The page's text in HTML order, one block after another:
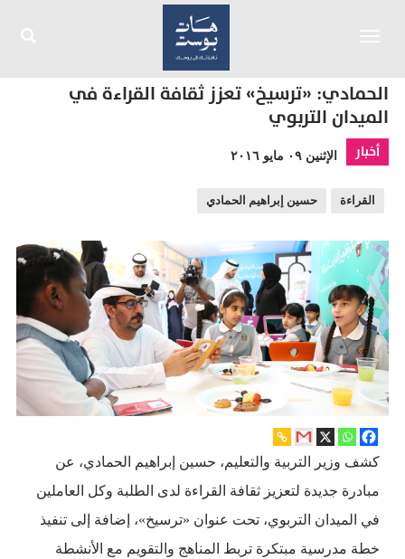
الحمادي: «ترسيخ» تعزز ثقافة القراءة في
الميدان التربوي
أخبار الإثنين ٠٩ مايو ٢٠١٦
القراءة حسين إبراهيم الحمادي
كشف وزير التربية والتعليم، حسين إبراهيم الحمادي، عن
مبادرة جديدة لتعزيز ثقافة القراءة لدى الطلبة وكل العاملين
في الميدان التربوي، تحت عنوان «ترسيخ»، إضافة إلى تنفيذ
خطة مدرسية مبتكرة تربط المناهج والتقويم مع الأنشطة